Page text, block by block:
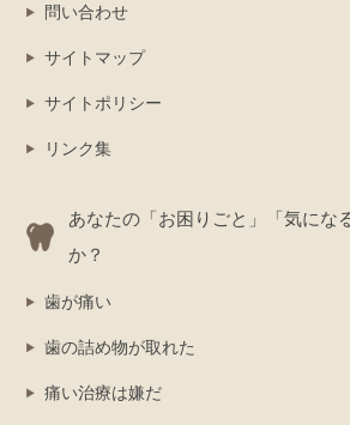
問い合わせ
サイトマップ
サイトポリシー
リンク集
あなたの「お困りごと」「気にな
か？
歯が痛い
歯の詰め物が取れた
痛い治療は嫌だ